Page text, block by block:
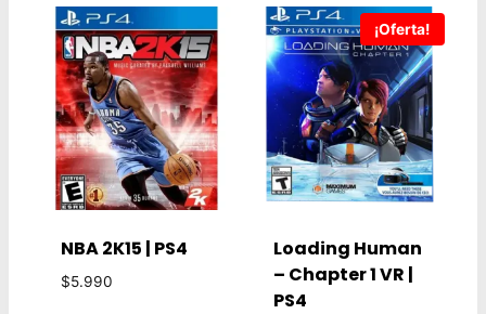
$22.990.$17.990.
NBA 2K15 | PS4
$5.990
¡Oferta!
Loading Human
– Chapter 1 VR |
PS4